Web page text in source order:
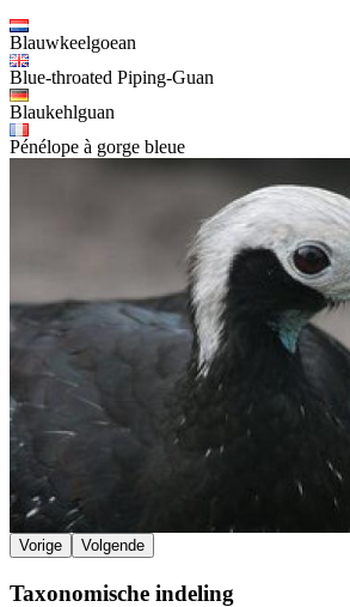
Blauwkeelgoean
Blue-throated Piping-Guan
Blaukehlguan
Pénélope à gorge bleue
Vorige Volgende
Taxonomische indeling